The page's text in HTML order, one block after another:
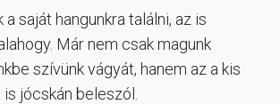
a saját hangunkra találni, az is
Már nem csak magunk
szívünk vágyát, hanem az a kis
jócskán beleszól.